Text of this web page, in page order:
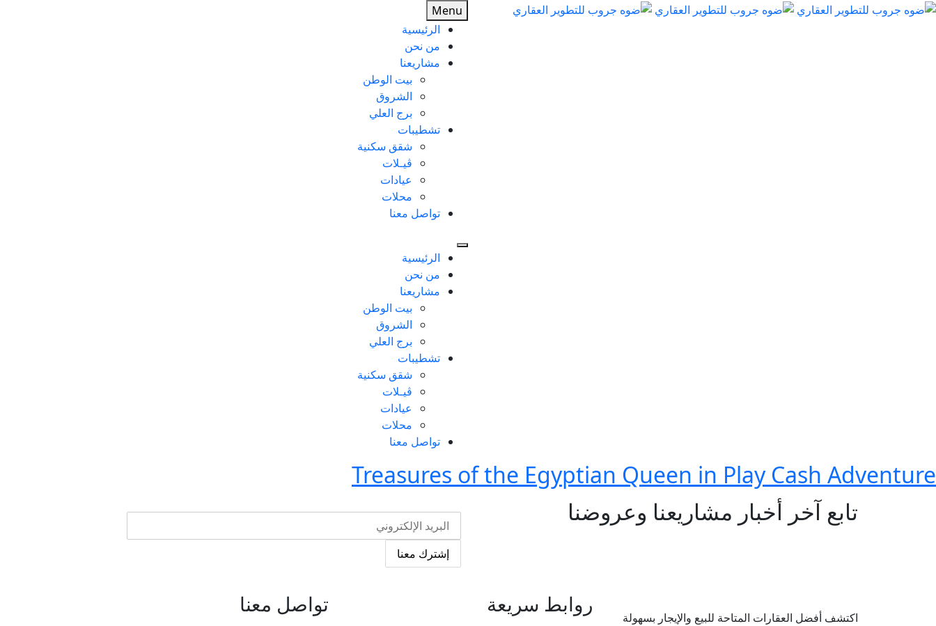
Menu
الرئيسية
من نحن
مشاريعنا
بيت الوطن
الشروق
برج العلي
تشطيبات
شقق سكنية
ڤيـلات
عيادات
محلات
تواصل معنا
الرئيسية
من نحن
مشاريعنا
بيت الوطن
الشروق
برج العلي
تشطيبات
شقق سكنية
ڤيـلات
عيادات
محلات
تواصل معنا
Treasures of the Egyptian Queen in Play Cash Adventure
تابع آخر أخبار مشاريعنا وعروضنا
إشترك معنا
اكتشف أفضل العقارات المتاحة للبيع والإيجار بسهولة
روابط سريعة تواصل معنا